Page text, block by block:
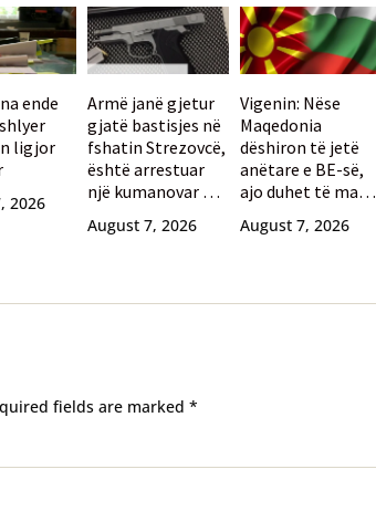
ende
ligjor
2026
Armë janë gjetur
gjatë bastisjes në
fshatin Strezovcë,
është arrestuar
një kumanovar 77-
August 7, 2026
Vigenin: Nëse
Maqedonia
dëshiron të jetë
anëtare e BE-së,
ajo duhet të marrë
qytetarëve
August 7, 2026
fields are marked *